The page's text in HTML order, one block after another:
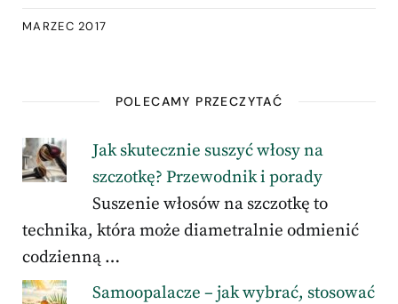
MARZEC 2017
POLECAMY PRZECZYTAĆ
Jak skutecznie suszyć włosy na
szczotkę? Przewodnik i porady
Suszenie włosów na szczotkę to
technika, która może diametralnie odmienić
codzienną …
Samoopalacze – jak wybrać, stosować